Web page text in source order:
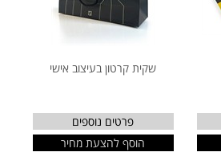
שקית קרטון בעיצוב אישי
פרטים נוספים
הוסף להצעת מחיר